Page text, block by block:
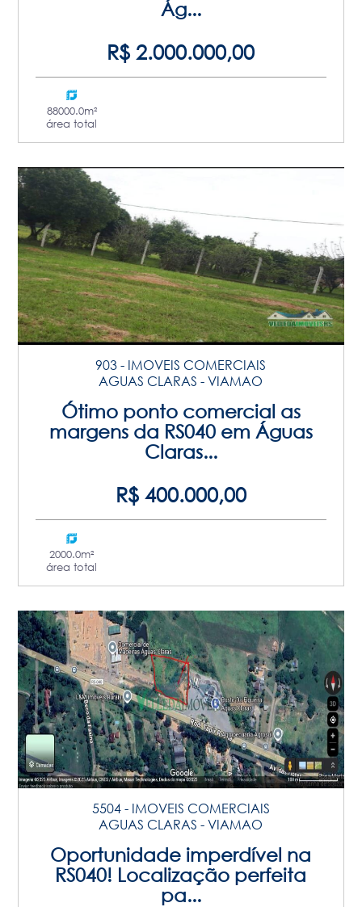
Ág...
R$ 2.000.000,00
88000.0m²
área total
903 - IMOVEIS COMERCIAIS
AGUAS CLARAS - VIAMAO
Ótimo ponto comercial as
margens da RS040 em Águas
Claras...
R$ 400.000,00
2000.0m²
área total
5504 - IMOVEIS COMERCIAIS
AGUAS CLARAS - VIAMAO
Oportunidade imperdível na
RS040! Localização perfeita
pa...